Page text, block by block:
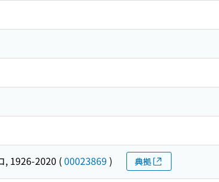
, 1926-2020 (00023869 ) 典拠